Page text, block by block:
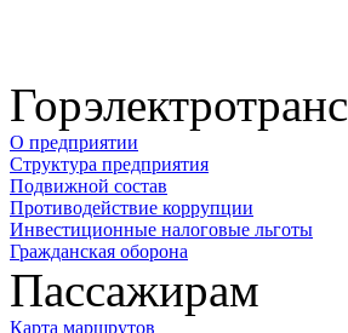
Горэлектротранс
О предприятии
Структура предприятия
Подвижной состав
Противодействие коррупции
Инвестиционные налоговые льготы
Гражданская оборона
Пассажирам
Карта маршрутов